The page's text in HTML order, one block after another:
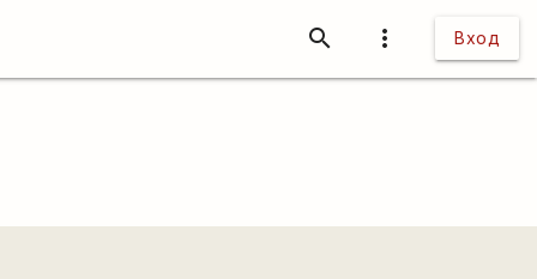
more_vert Вход
search